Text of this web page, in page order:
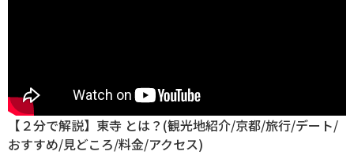
【２分で解説】東寺 とは？(観光地紹介/京都/旅行/デート/
おすすめ/見どころ/料金/アクセス)